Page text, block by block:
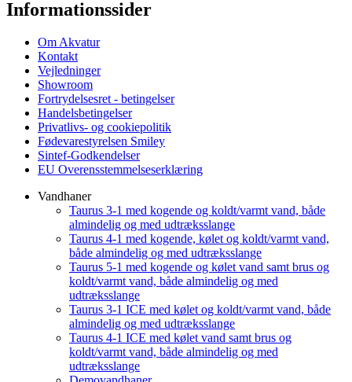
Informationssider
Om Akvatur
Kontakt
Vejledninger
Showroom
Fortrydelsesret - betingelser
Handelsbetingelser
Privatlivs- og cookiepolitik
Fødevarestyrelsen Smiley
Sintef-Godkendelser
EU Overensstemmelseserklæring
Vandhaner
Taurus 3-1 med kogende og koldt/varmt vand, både
almindelig og med udtræksslange
Taurus 4-1 med kogende, kølet og koldt/varmt vand,
både almindelig og med udtræksslange
Taurus 5-1 med kogende og kølet vand samt brus og
koldt/varmt vand, både almindelig og med
udtræksslange
Taurus 3-1 ICE med kølet og koldt/varmt vand, både
almindelig og med udtræksslange
Taurus 4-1 ICE med kølet vand samt brus og
koldt/varmt vand, både almindelig og med
udtræksslange